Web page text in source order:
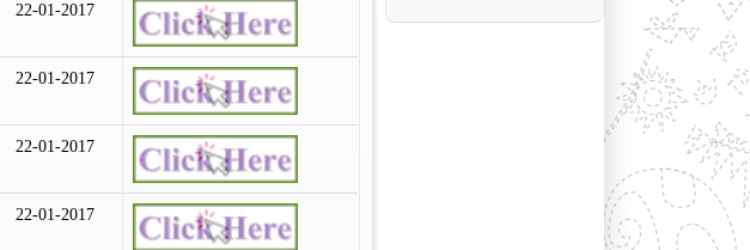
22-01-2017
22-01-2017
22-01-2017
22-01-2017